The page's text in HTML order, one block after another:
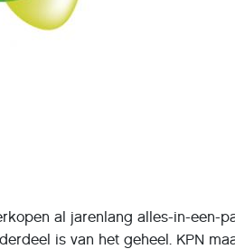
al jarenlang alles-in-een-
is van het geheel. KPN